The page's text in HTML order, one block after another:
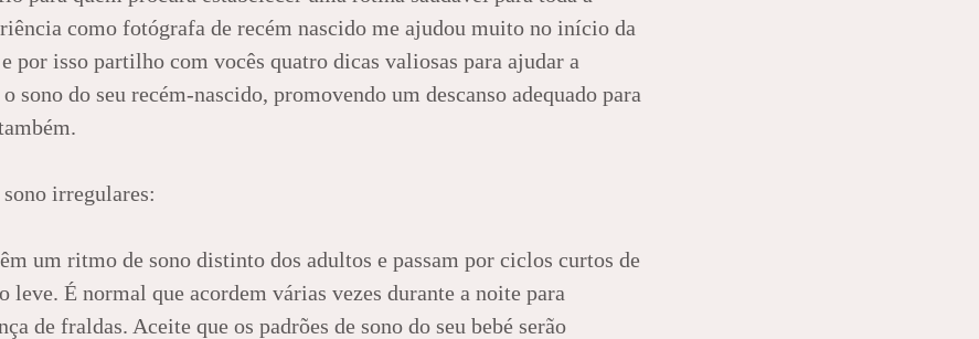
como fotógrafa de recém nascido me ajudou muito no início da
por isso partilho com vocês quatro dicas valiosas para ajudar a
sono do seu recém-nascido, promovendo um descanso adequado para
irregulares:
um ritmo de sono distinto dos adultos e passam por ciclos curtos de
leve. É normal que acordem várias vezes durante a noite para
de fraldas. Aceite que os padrões de sono do seu bebé serão